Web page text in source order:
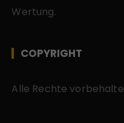
Wertung.
COPYRIGHT
Alle Rechte